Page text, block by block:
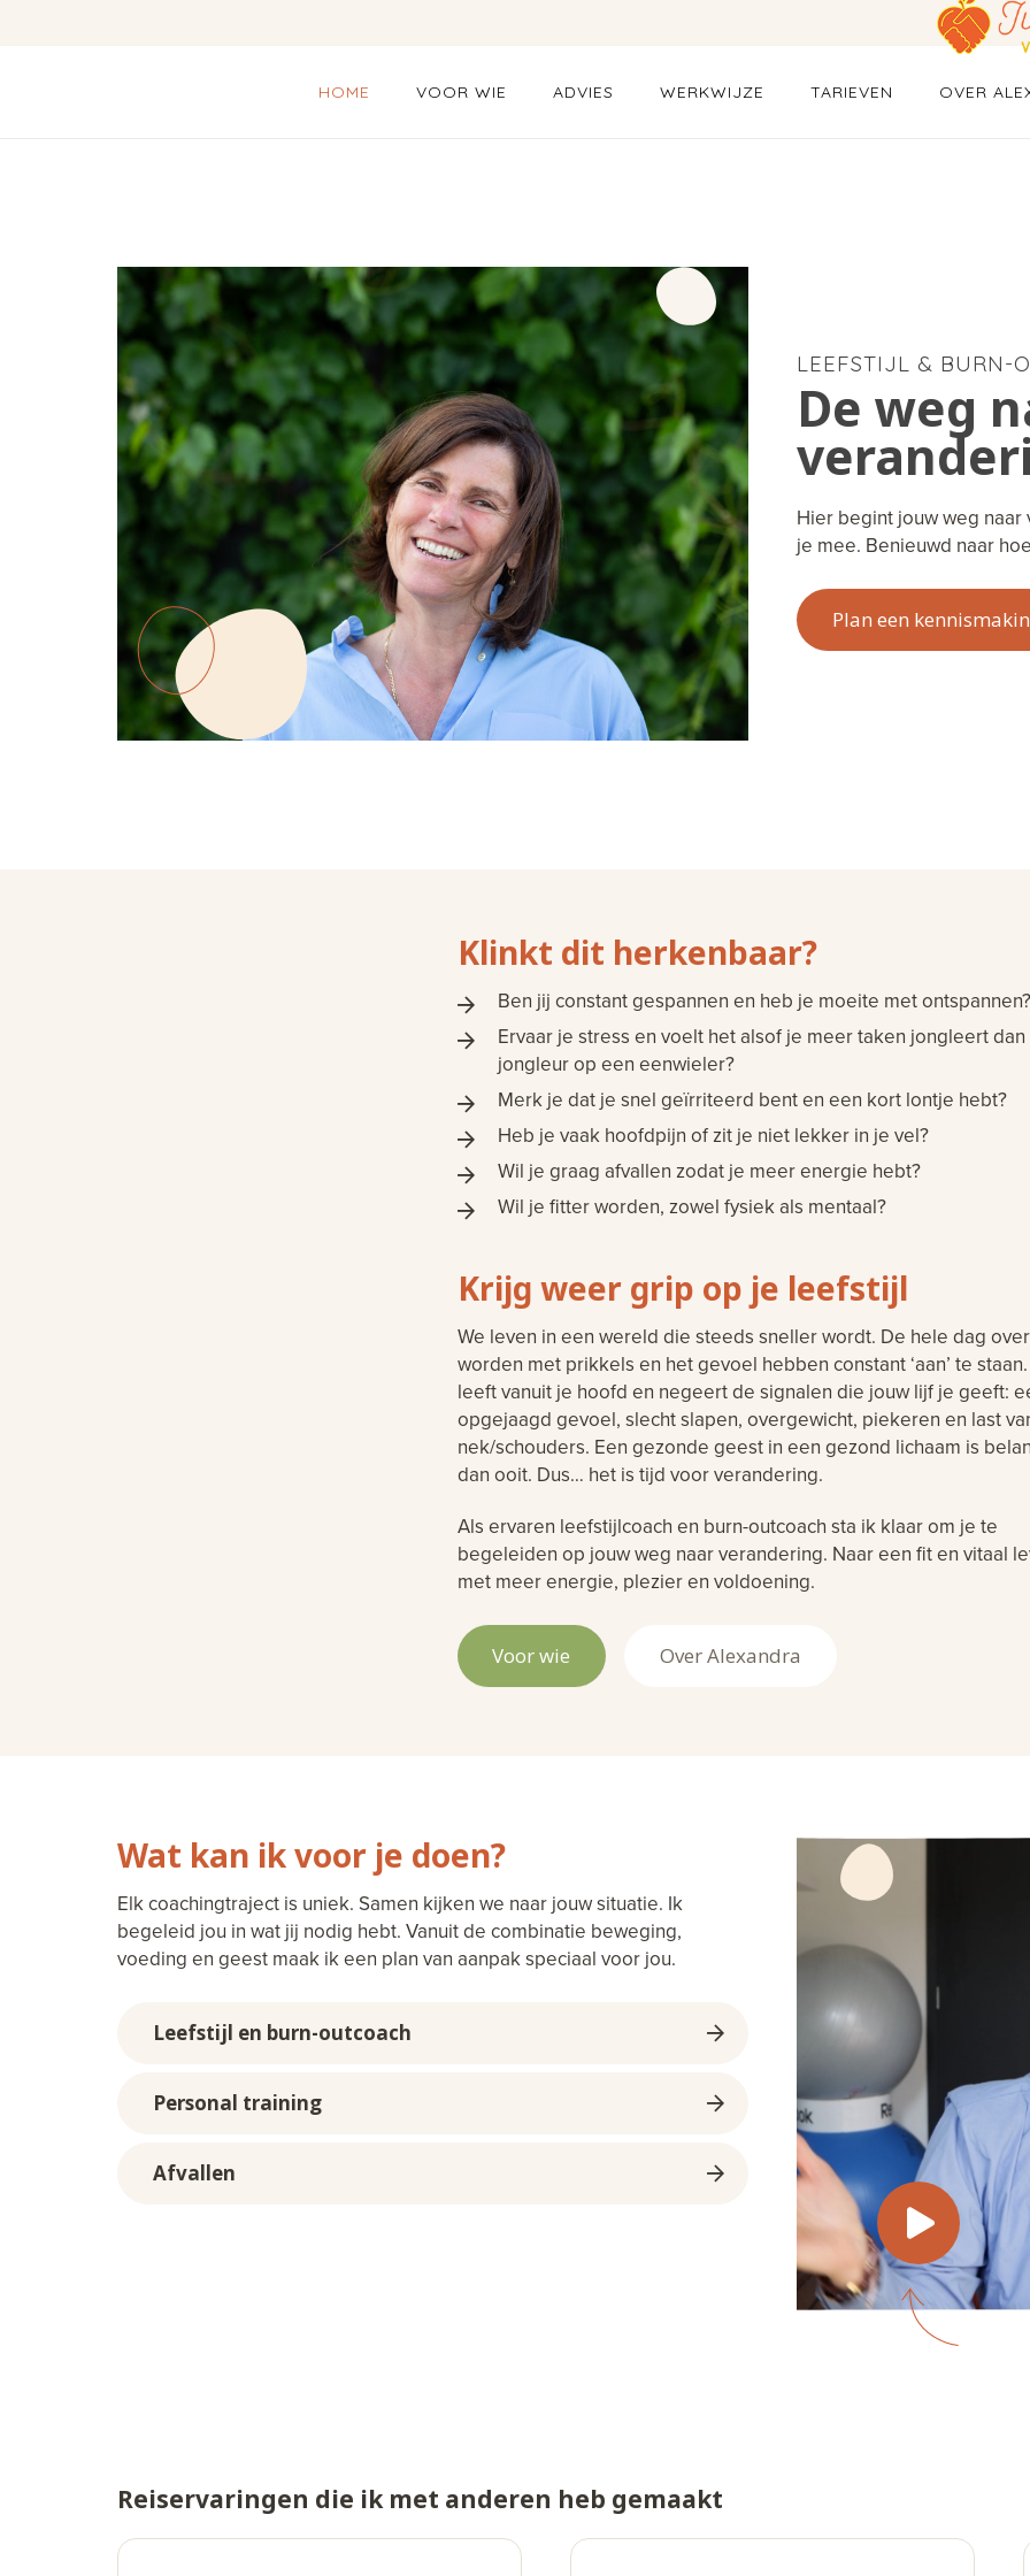
HOME VOOR WIE ADVIES WERKWIJZE TARIEVEN OVER
LEEFSTIJL & BURN-
De weg
Hier begint jouw weg naar
je mee. Benieuwd naar
Plan een
Klinkt dit herkenbaar?
Ben jij constant gespannen en heb je moeite met ontspannen?
Ervaar je stress en voelt het alsof je meer taken jongleert
jongleur op een eenwieler?
Merk je dat je snel geïrriteerd bent en een kort lontje hebt?
Heb je vaak hoofdpijn of zit je niet lekker in je vel?
Wil je graag afvallen zodat je meer energie hebt?
Wil je fitter worden, zowel fysiek als mentaal?
Krijg weer grip op je leefstijl
We leven in een wereld die steeds sneller wordt. De hele dag
worden met prikkels en het gevoel hebben constant ‘aan’ te
leeft vanuit je hoofd en negeert de signalen die jouw lijf je geeft:
opgejaagd gevoel, slecht slapen, overgewicht, piekeren en last
nek/schouders. Een gezonde geest in een gezond lichaam is
dan ooit. Dus… het is tijd voor verandering.
Als ervaren leefstijlcoach en burn-outcoach sta ik klaar om je te
begeleiden op jouw weg naar verandering. Naar een fit en vitaal
met meer energie, plezier en voldoening.
Voor wie Over Alexandra
Wat kan ik voor je doen?
Elk coachingtraject is uniek. Samen kijken we naar jouw situatie. Ik
begeleid jou in wat jij nodig hebt. Vanuit de combinatie beweging,
voeding en geest maak ik een plan van aanpak speciaal voor jou.
Leefstijl en burn-outcoach
Personal training
Afvallen
Reiservaringen die ik met anderen heb gemaakt